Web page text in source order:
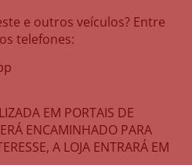
e outros veículos? Entre
telefones:
EM PORTAIS DE
ENCAMINHADO PARA
A LOJA ENTRARÁ EM